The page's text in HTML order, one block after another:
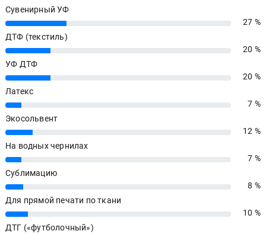
Сувенирный УФ
27%
27 %
ДТФ (текстиль)
20%
20 %
УФ ДТФ
20%
20 %
Латекс
7%
7 %
Экосольвент
12%
12 %
На водных чернилах
7%
7 %
Сублимацию
8%
8 %
Для прямой печати по ткани
10%
10 %
ДТГ («футболочный»)